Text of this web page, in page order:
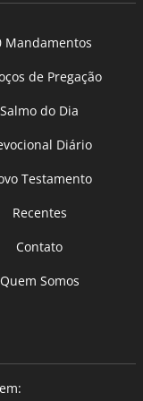
Mandamentos
de Pregação
Salmo do Dia
Diário
Testamento
Recentes
Contato
Quem Somos